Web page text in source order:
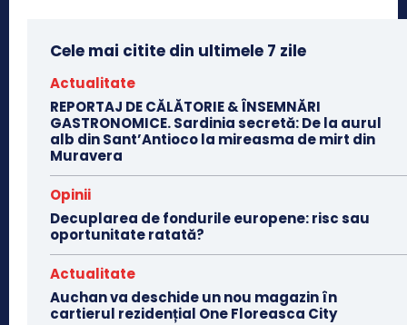
Cele mai citite din ultimele 7 zile
Actualitate
REPORTAJ DE CĂLĂTORIE & ÎNSEMNĂRI
GASTRONOMICE. Sardinia secretă: De la aurul
alb din Sant’Antioco la mireasma de mirt din
Muravera
Opinii
Decuplarea de fondurile europene: risc sau
oportunitate ratată?
Actualitate
Auchan va deschide un nou magazin în
cartierul rezidențial One Floreasca City